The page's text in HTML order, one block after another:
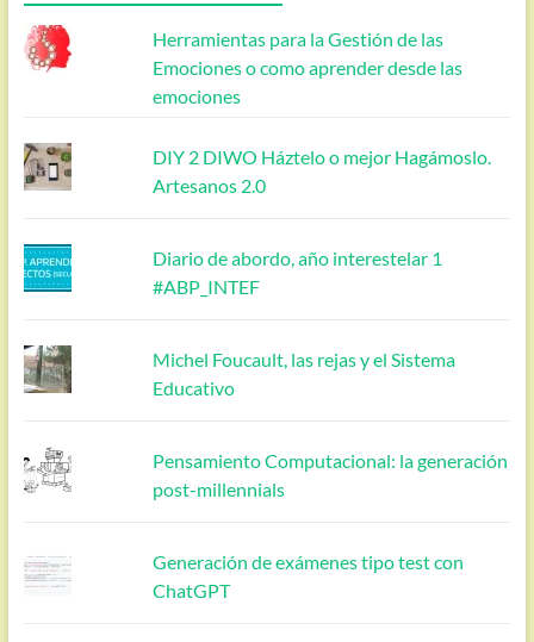
Herramientas para la Gestión de las
Emociones o como aprender desde las
emociones
DIY 2 DIWO Háztelo o mejor Hagámoslo.
Artesanos 2.0
Diario de abordo, año interestelar 1
#ABP_INTEF
Michel Foucault, las rejas y el Sistema
Educativo
Pensamiento Computacional: la generación
post-millennials
Generación de exámenes tipo test con
ChatGPT